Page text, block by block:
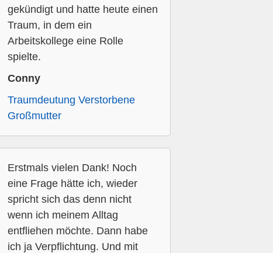
gekündigt und hatte heute einen
Traum, in dem ein
Arbeitskollege eine Rolle
spielte.
Conny
Traumdeutung Verstorbene
Großmutter
Erstmals vielen Dank! Noch
eine Frage hätte ich, wieder
spricht sich das denn nicht
wenn ich meinem Alltag
entfliehen möchte. Dann habe
ich ja Verpflichtung. Und mit